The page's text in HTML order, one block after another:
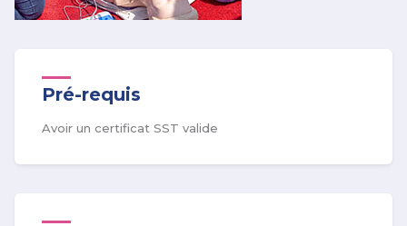
Pré-requis
Avoir un certificat SST valide